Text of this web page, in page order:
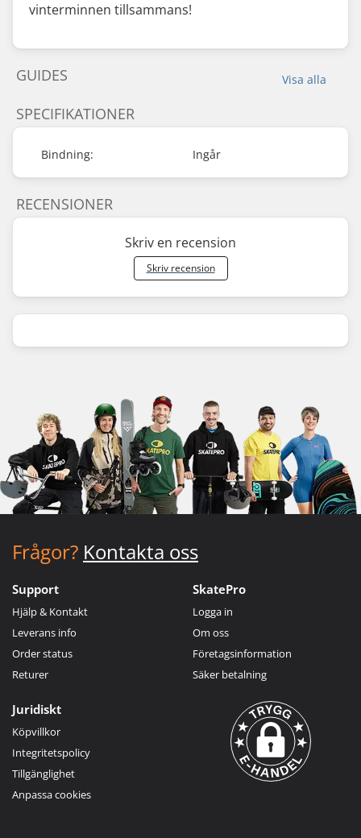
vinterminnen tillsammans!
Visa alla
GUIDES
SPECIFIKATIONER
Bindning: Ingår
RECENSIONER
Skriv en recension
Skriv recension
Frågor? Kontakta oss
Support
Hjälp & Kontakt
Leverans info
Order status
Returer
SkatePro
Logga in
Om oss
Företagsinformation
Säker betalning
Juridiskt
Köpvillkor
Integritetspolicy
Tillgänglighet
Anpassa cookies